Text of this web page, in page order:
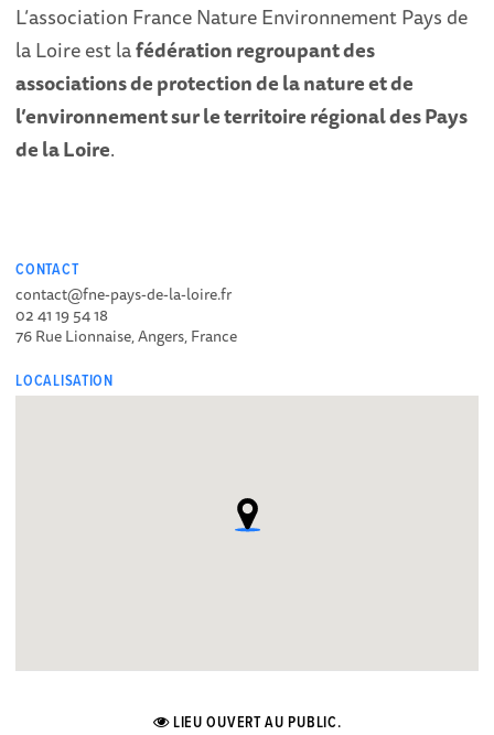
L’association France Nature Environnement Pays de
la Loire est lafédération regroupant des
associations de protection de la nature et de
l’environnement sur le territoire régional des Pays
de la Loire.
CONTACT
contact@fne-pays-de-la-loire.fr
02 41 19 54 18
76 Rue Lionnaise, Angers, France
LOCALISATION
LIEU OUVERT AU PUBLIC.